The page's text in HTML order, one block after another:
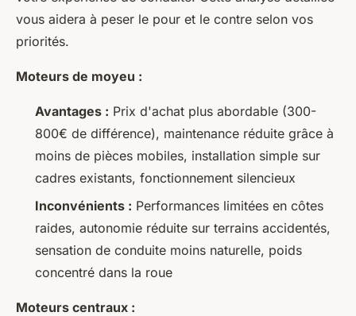
vous aidera à peser le pour et le contre selon vos
priorités.
Moteurs de moyeu :
Avantages : Prix d'achat plus abordable (300-
800€ de différence), maintenance réduite grâce à
moins de pièces mobiles, installation simple sur
cadres existants, fonctionnement silencieux
Inconvénients : Performances limitées en côtes
raides, autonomie réduite sur terrains accidentés,
sensation de conduite moins naturelle, poids
concentré dans la roue
Moteurs centraux :